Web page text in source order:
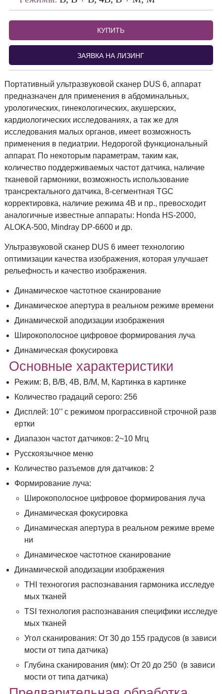
КУПИТЬ
ЗАЯВКА НА ЛИЗИНГ
Портативный ультразвуковой сканер DUS 6, аппарат
предназначен для применения в абдоминальных,
урологических, гинекологических, акушерских,
кардиологических исследованиях, а так же для
исследования малых органов, имеет возможность
применения в педиатрии. Недорогой функциональный
аппарат. По некоторым параметрам, таким как,
количество поддерживаемых частот датчика, наличие
тканевой гармоники, возможность использование
трансректального датчика, 8-сегментная TGC
корректировка, наличие режима 4B и пр., превосходит
аналогичные известные аппараты: Honda HS-2000,
ALOKA-500, Mindray DP-6600 и др.
Ультразвуковой сканер DUS 6 имеет технологию
оптимизации качества изображения, которая улучшает
рельефность и качество изображения.
Динамическое частотное сканирование
Динамическое апертура в реальном режиме времени
Динамической аподизации изображения
Широкополосное цифровое формирования луча
Динамическая фокусировка
Основные характеристики
Режим: B, B/B, 4B, B/M, M, Картинка в картинке
Количество градаций серого: 256
Дисплей: 10’’ с режимом програссивной строчной разв
ертки
Диапазон частот датчиков: 2~10 Мгц
Русскоязычное меню
Количество разъемов для датчиков: 2
Формирование луча:
Широкополосное цифровое формирования луча
Динамическая фокусировка
Динамическая апертура в реальном режиме време
ни
Динамическое частотное сканирование
Динамической аподизации изображения
THI техногогия распознавания гармоника исследуе
мых тканей
TSI технология распознавания специфики исследуе
мых тканей
Угол сканирования: От 30 до 155 градусов (в зависи
мости от типа датчика)
Глубина сканирования (мм): От 20 до 250 (в зависи
мости от типа датчика)